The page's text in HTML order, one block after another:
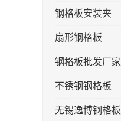
钢格板安装夹
扇形钢格板
钢格板批发厂家
不锈钢钢格板
无锡逸博钢格板